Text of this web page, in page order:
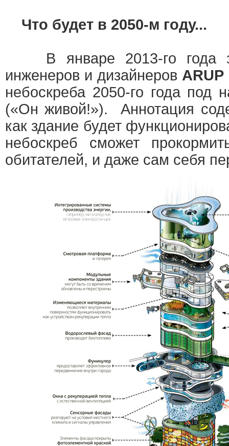
Что будет в 2050-м году...
В январе 2013-го года
инженеров и дизайнеров ARUP
небоскреба 2050-го года под
(«Он живой!»). Аннотация
как здание будет
небоскреб сможет
обитателей, и даже сам себя